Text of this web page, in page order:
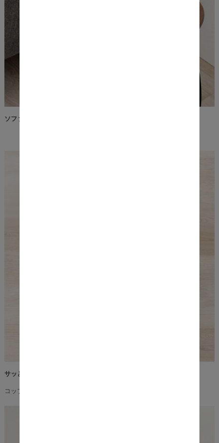
ソファ・デスクの横にあると便利なサイドテーブル
サッと小物が置ける丁度いい広さ
コップや観葉植物など、余裕を持って置けるスペースです。